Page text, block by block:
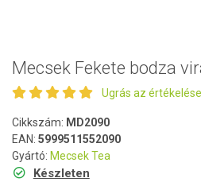
Mecsek Fekete bodza
Ugrás az
Cikkszám: MD2090
EAN: 5999511552090
Gyártó: Mecsek Tea
Készleten